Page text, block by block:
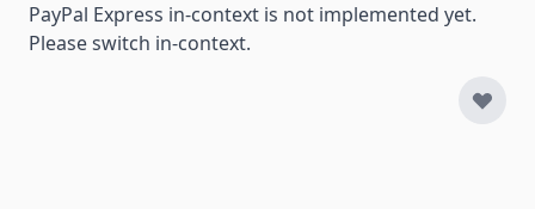
PayPal Express in-context is not implemented yet.
Please switch in-context.